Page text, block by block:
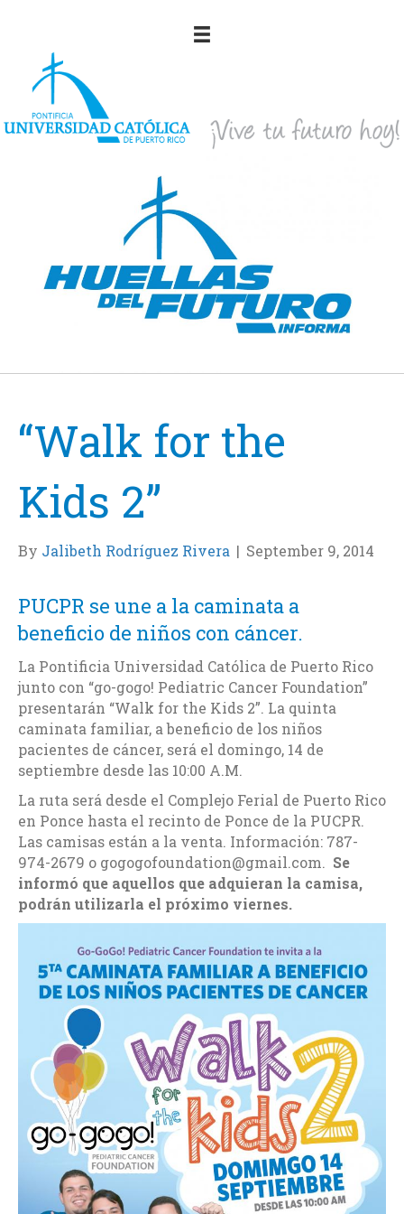
“Walk for the
Kids 2”
By Jalibeth Rodríguez Rivera | September 9, 2014
PUCPR se une a la caminata a
beneficio de niños con cáncer.
La Pontificia Universidad Católica de Puerto Rico
junto con “go-gogo! Pediatric Cancer Foundation”
presentarán “Walk for the Kids 2”. La quinta
caminata familiar, a beneficio de los niños
pacientes de cáncer, será el domingo, 14 de
septiembre desde las 10:00 A.M.
La ruta será desde el Complejo Ferial de Puerto Rico
en Ponce hasta el recinto de Ponce de la PUCPR.
Las camisas están a la venta. Información: 787-
974-2679 o gogogofoundation@gmail.com. Se
informó que aquellos que adquieran la camisa,
podrán utilizarla el próximo viernes.